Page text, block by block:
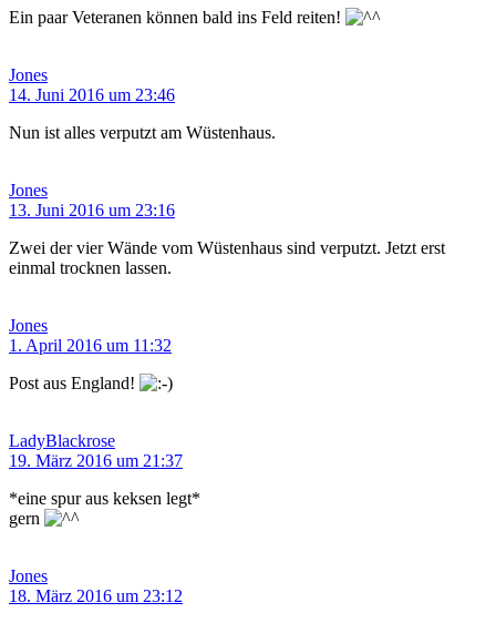
Ein paar Veteranen können bald ins Feld reiten!
Jones
14. Juni 2016 um 23:46
Nun ist alles verputzt am Wüstenhaus.
Jones
13. Juni 2016 um 23:16
Zwei der vier Wände vom Wüstenhaus sind verputzt. Jetzt erst
einmal trocknen lassen.
Jones
1. April 2016 um 11:32
Post aus England!
LadyBlackrose
19. März 2016 um 21:37
*eine spur aus keksen legt*
gern
Jones
18. März 2016 um 23:12